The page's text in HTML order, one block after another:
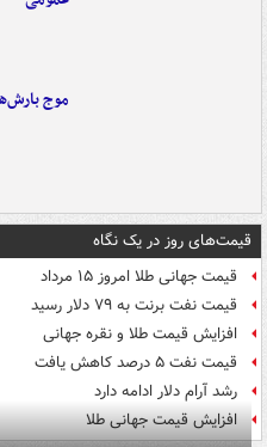
موج بارش‌های
قیمت‌های روز در یک نگاه
قیمت جهانی طلا امروز ۱۵ مرداد
قیمت نفت برنت به ۷۹ دلار رسید
افزایش قیمت طلا و نقره جهانی
قیمت نفت ۵ درصد کاهش یافت
رشد آرام دلار ادامه دارد
افزایش قیمت جهانی طلا